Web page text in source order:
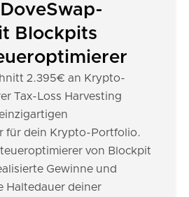
Blockpits
2.395€ an Krypto-
Tax-Loss Harvesting
für dein Krypto-Portfolio.
von Blockpit
Gewinne und
Haltedauer deiner